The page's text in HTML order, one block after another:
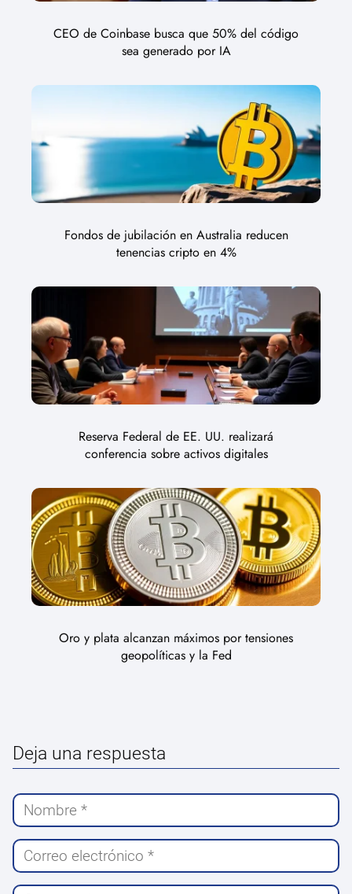
CEO de Coinbase busca que 50% del código
sea generado por IA
Fondos de jubilación en Australia reducen
tenencias cripto en 4%
Reserva Federal de EE. UU. realizará
conferencia sobre activos digitales
Oro y plata alcanzan máximos por tensiones
geopolíticas y la Fed
Deja una respuesta